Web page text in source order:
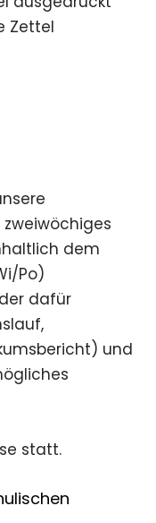
Zettel
dem
Po)
dafür
und
statt.